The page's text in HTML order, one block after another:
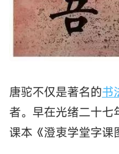
唐驼不仅是著名的书
者。早在光绪二十七
课本《澄衷学堂字课